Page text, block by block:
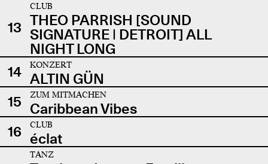
13
CLUB
THEO PARRISH [SOUND
SIGNATURE | DETROIT] ALL
NIGHT LONG
14
KONZERT
ALTIN GÜN
15
ZUM MITMACHEN
Caribbean Vibes
16
CLUB
éclat
TANZ